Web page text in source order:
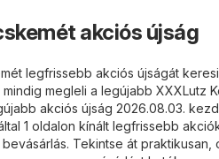
akciós újság
legfrissebb akciós újságát
megleli a legújabb XXXLutz
akciós újság 2026.08.03.
1 oldalon kínált legfrissebb
Tekintse át praktikusan,